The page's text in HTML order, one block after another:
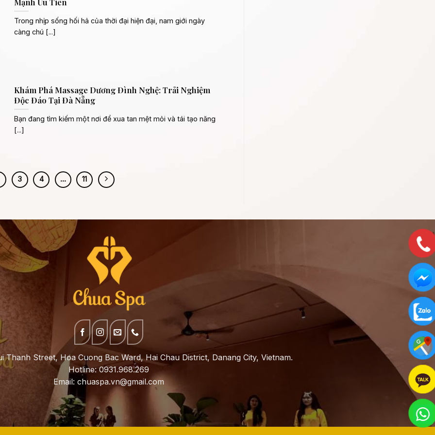
Trong nhịp sống hối hả của thời đại hiện đại, nam giới ngày
càng chú [...]
Khám Phá Massage Dương Đình Nghệ: Trải Nghiệm
Độc Đáo Tại Đà Nẵng
Bạn đang tìm kiếm một nơi để xua tan mệt mỏi và tái tạo năng
[...]
3 4 … 11
Thanh Street, Hoa Cuong Bac Ward, Hai Chau District, Danang City, Vietnam.
Hotline: 0931.968.269
Email: chuaspa.vn@gmail.com